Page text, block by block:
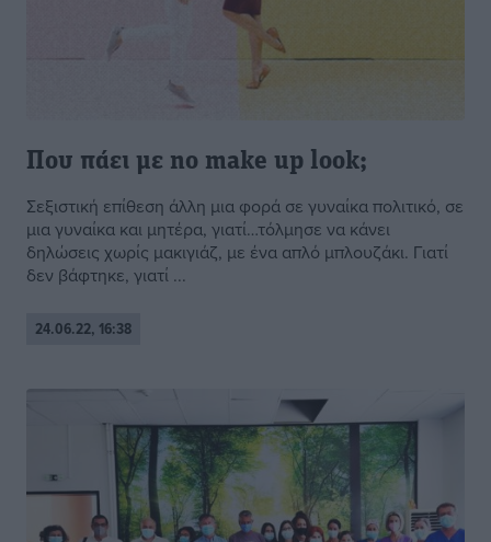
Που πάει με no make up look;
Σεξιστική επίθεση άλλη μια φορά σε γυναίκα πολιτικό, σε
μια γυναίκα και μητέρα, γιατί…τόλμησε να κάνει
δηλώσεις χωρίς μακιγιάζ, με ένα απλό μπλουζάκι. Γιατί
δεν βάφτηκε, γιατί ...
24.06.22, 16:38